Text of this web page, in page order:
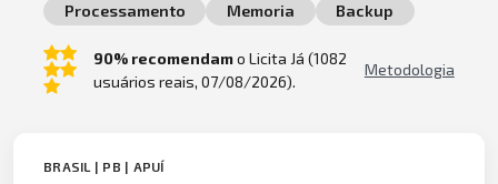
Processamento
Memoria Backup
90% recomendamo Licita Já (1082
usuários reais, 07/08/2026).
Metodologia
BRASIL | PB | APUÍ